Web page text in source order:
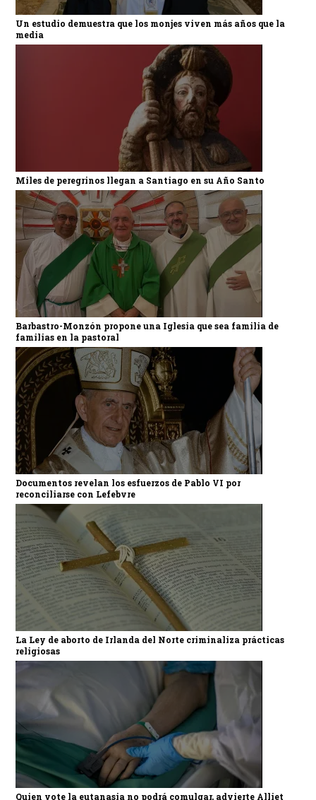
Un estudio demuestra que los monjes viven más años que la
media
Miles de peregrinos llegan a Santiago en su Año Santo
Barbastro-Monzón propone una Iglesia que sea familia de
familias en la pastoral
Documentos revelan los esfuerzos de Pablo VI por
reconciliarse con Lefebvre
La Ley de aborto de Irlanda del Norte criminaliza prácticas
religiosas
Quien vote la eutanasia no podrá comulgar, advierte Alliet